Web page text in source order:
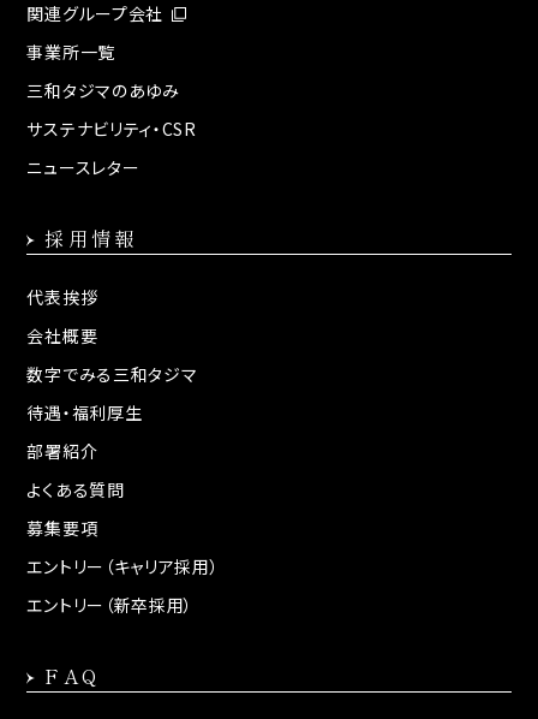
関連グループ会社
事業所一覧
三和タジマのあゆみ
サステナビリティ・CSR
ニュースレター
採用情報
代表挨拶
会社概要
数字でみる三和タジマ
待遇・福利厚生
部署紹介
よくある質問
募集要項
エントリー（キャリア採用）
エントリー（新卒採用）
FAQ